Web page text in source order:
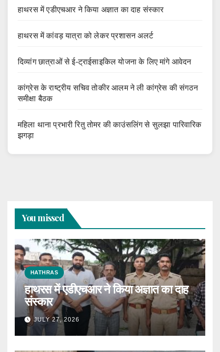
हाथरस में एडीएचआर ने किया अज्ञात का दाह संस्कार
हाथरस में कांवड़ यात्रा को लेकर प्रशासन अलर्ट
दिव्यांग छात्राओं से ई-ट्राईसाइकिल योजना के लिए मांगे आवेदन
कांग्रेस के राष्ट्रीय सचिव तोकीर आलम ने ली कांग्रेस की संगठन
समीक्षा बैठक
महिला थाना प्रभारी रितु तोमर की काउंसलिंग से सुलझा पारिवारिक
झगड़ा
You missed
HATHRAS
हाथरस में एडीएचआर ने किया अज्ञात का दाह
संस्कार
JULY 27, 2026